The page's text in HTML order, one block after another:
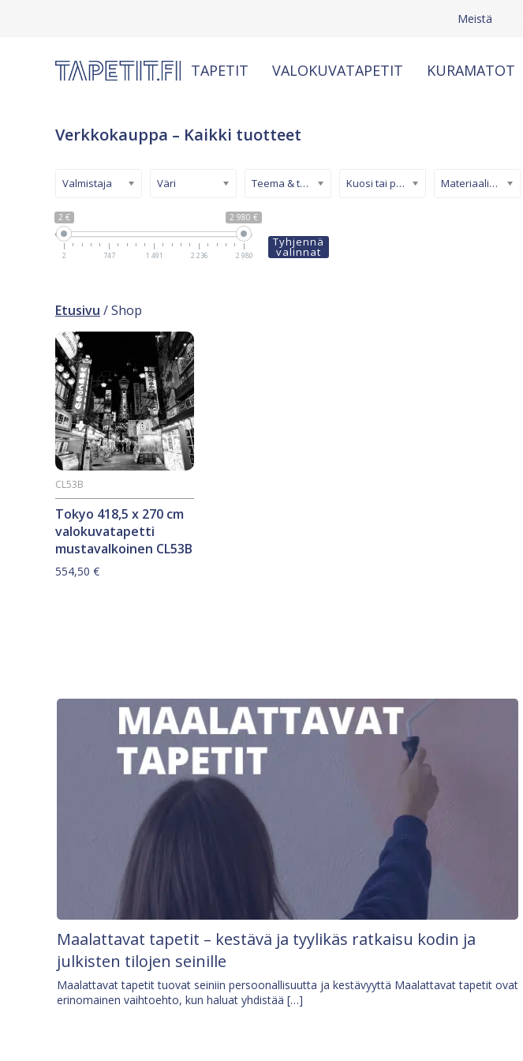
Meistä
TAPETIT VALOKUVATAPETIT KURAMATOT
Verkkokauppa – Kaikki tuotteet
2 € 2 980 €
2 747 1 491 2 236 2 980
Valmistaja Väri Teema & tyyli Kuosi tai pinta Materiaali/ tuotetyyppi
Tyhjennä
valinnat
Etusivu / Shop
Tokyo 418,5 x 270 cm
valokuvatapetti
mustavalkoinen CL53B
CL53B
554,50 €
Maalattavat tapetit – kestävä ja tyylikäs ratkaisu kodin ja
julkisten tilojen seinille
Maalattavat tapetit tuovat seiniin persoonallisuutta ja kestävyyttä Maalattavat tapetit ovat
erinomainen vaihtoehto, kun haluat yhdistää […]